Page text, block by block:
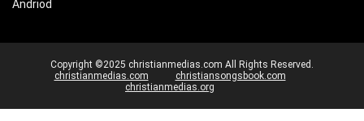
Andriod
Copyright ©2025 christianmedias.com All Rights Reserved.
christianmedias.com
christiansongsbook.com
christianmedias.org